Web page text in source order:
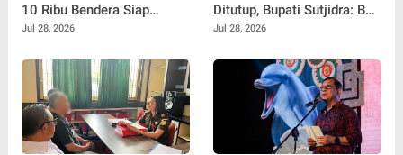
10 Ribu Bendera Siap
Dibagikan
Jul 28, 2026
Ditutup, Bupati Sutjidra: Bali
Utara Siap Menjadi
Dunia
Jul 28, 2026